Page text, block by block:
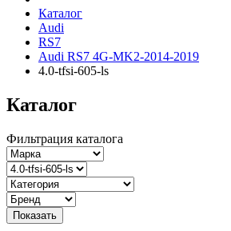
Каталог
Audi
RS7
Audi RS7 4G-MK2-2014-2019
4.0-tfsi-605-ls
Каталог
Фильтрация каталога
Показать